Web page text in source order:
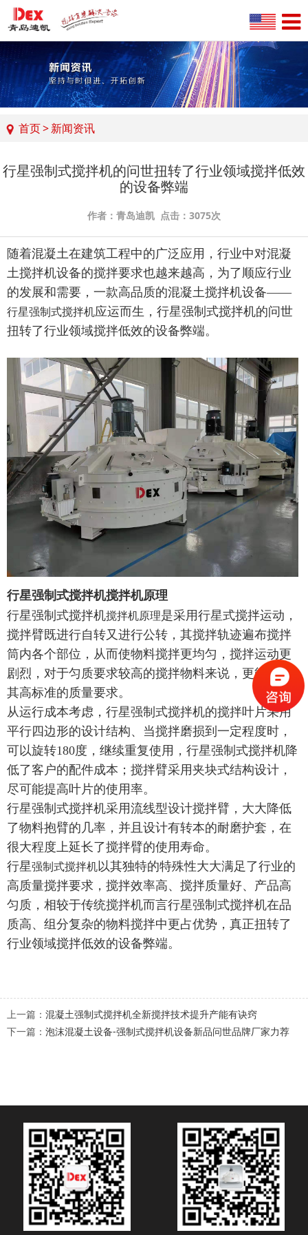
首页>新闻资讯
行星强制式搅拌机的问世扭转了行业领域搅拌低效
的设备弊端
作者：青岛迪凯 点击：3075次
随着混凝土在建筑工程中的广泛应用，行业中对混凝
土搅拌机设备的搅拌要求也越来越高，为了顺应行业
的发展和需要，一款高品质的混凝土搅拌机设备——
行星强制式搅拌机应运而生，行星强制式搅拌机的问世
扭转了行业领域搅拌低效的设备弊端。
行星强制式搅拌机搅拌机原理
行星强制式搅拌机搅拌机原理是采用行星式搅拌运动，
搅拌臂既进行自转又进行公转，其搅拌轨迹遍布搅拌
筒内各个部位，从而使物料搅拌更均匀，搅拌运动更
剧烈，对于匀质要求较高的搅拌物料来说，更能达到
其高标准的质量要求。
从运行成本考虑，行星强制式搅拌机的搅拌叶片采用
平行四边形的设计结构、当搅拌磨损到一定程度时，
可以旋转180度，继续重复使用，行星强制式搅拌机降
低了客户的配件成本；搅拌臂采用夹块式结构设计，
尽可能提高叶片的使用率。
行星强制式搅拌机采用流线型设计搅拌臂，大大降低
了物料抱臂的几率，并且设计有转本的耐磨护套，在
很大程度上延长了搅拌臂的使用寿命。
行星强制式搅拌机以其独特的特殊性大大满足了行业的
高质量搅拌要求，搅拌效率高、搅拌质量好、产品高
匀质，相较于传统搅拌机而言行星强制式搅拌机在品
质高、组分复杂的物料搅拌中更占优势，真正扭转了
行业领域搅拌低效的设备弊端。
上一篇： 混凝土强制式搅拌机全新搅拌技术提升产能有诀窍
下一篇： 泡沫混凝土设备-强制式搅拌机设备新品问世品牌厂家力荐